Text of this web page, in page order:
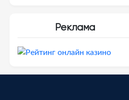
Реклама